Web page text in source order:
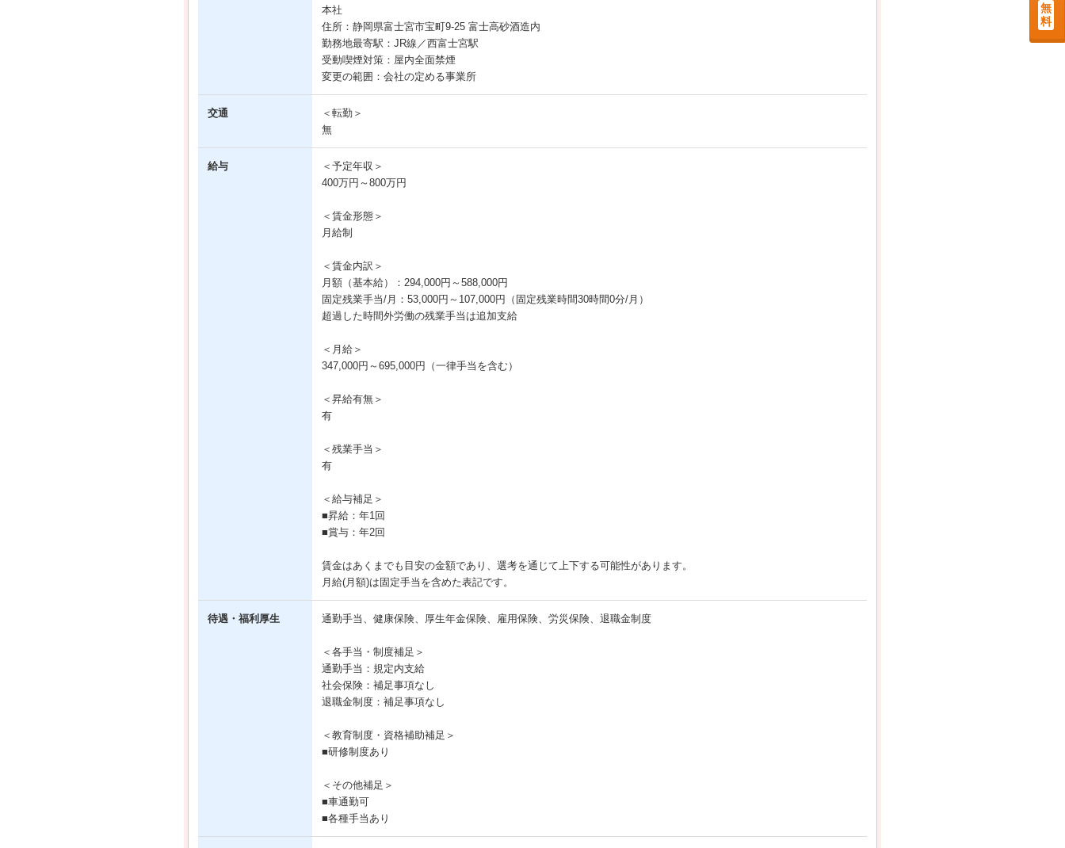
本社
住所：静岡県富士宮市宝町9-25 富士高砂酒造内
勤務地最寄駅：JR線／西富士宮駅
受動喫煙対策：屋内全面禁煙
変更の範囲：会社の定める事業所
交通
＜転勤＞
無
給与
＜予定年収＞
400万円～800万円
＜賃金形態＞
月給制
＜賃金内訳＞
月額（基本給）：294,000円～588,000円
固定残業手当/月：53,000円～107,000円（固定残業時間30時間0分/月）
超過した時間外労働の残業手当は追加支給
＜月給＞
347,000円～695,000円（一律手当を含む）
＜昇給有無＞
有
＜残業手当＞
有
＜給与補足＞
■昇給：年1回
■賞与：年2回
賃金はあくまでも目安の金額であり、選考を通じて上下する可能性があります。
月給(月額)は固定手当を含めた表記です。
待遇・福利厚生 通勤手当、健康保険、厚生年金保険、雇用保険、労災保険、退職金制度
＜各手当・制度補足＞
通勤手当：規定内支給
社会保険：補足事項なし
退職金制度：補足事項なし
＜教育制度・資格補助補足＞
■研修制度あり
＜その他補足＞
■車通勤可
■各種手当あり
無
料